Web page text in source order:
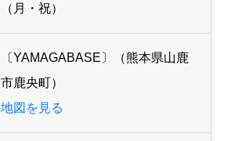
（月・祝）
〔YAMAGABASE〕（熊本県山鹿
市鹿央町）
地図を見る